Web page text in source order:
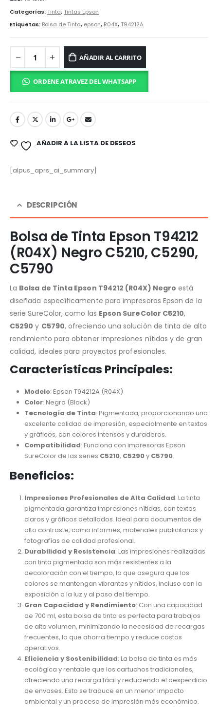
Categorías:Tinta,Tintas Epson
Etiquetas: Bolsa de Tinta, epson, R04X,T94212A
AÑADIR AL CARRITO
ORDENE ATRAVEZ DEL WHATSAPP
AÑADIR A LA LISTA DE DESEOS
[alpus_aprs_ai_summary]
DESCRIPCIÓN
Bolsa de Tinta Epson T94212
(R04X) Negro C5210, C5290,
C5790
La Bolsa de Tinta Epson T94212 (R04X) Negro está
diseñada específicamente para impresoras Epson de la
serie SureColor, como las Epson SureColor C5210,
C5290 y C5790, ofreciendo una solución de tinta de alto
rendimiento para obtener impresiones nítidas y de gran
calidad, ideales para proyectos profesionales.
Características Principales:
Modelo: Epson T94212A (R04X)
Color: Negro (Black)
Tecnología de Tinta: Pigmentada, proporcionando una
excelente calidad de impresión, especialmente en textos
y gráficos, con colores intensos y duraderos.
Compatibilidad: Funciona con impresoras Epson
SureColor de las series C5210, C5290y C5790.
Beneficios:
Impresiones Profesionales de Alta Calidad: La tinta
pigmentada garantiza impresiones nítidas, con textos
claros y gráficos detallados. Ideal para documentos de
alto contraste, como informes, materiales publicitarios y
fotografías de calidad profesional.
Durabilidad y Resistencia: Las impresiones realizadas
con tinta pigmentada son más resistentes a la
decoloración con el tiempo, lo que asegura que los
colores se mantengan vibrantes y nítidos, incluso con la
exposición a la luz y al paso del tiempo.
Gran Capacidad y Rendimiento: Con una capacidad
de 700 ml, esta bolsa de tinta es perfecta para trabajos
de alto volumen, minimizando la necesidad de recargas
frecuentes, lo que ahorra tiempo y reduce costos
operativos.
Eficiencia y Sostenibilidad: La bolsa de tinta es más
ecológica y rentable que los cartuchos tradicionales,
ofreciendo una recarga fácil y reduciendo el desperdicio
de envases. Esto se traduce en un menor impacto
ambiental y un proceso de impresión más económico.